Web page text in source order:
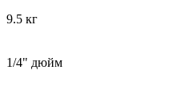
9.5 кг
1/4" дюйм